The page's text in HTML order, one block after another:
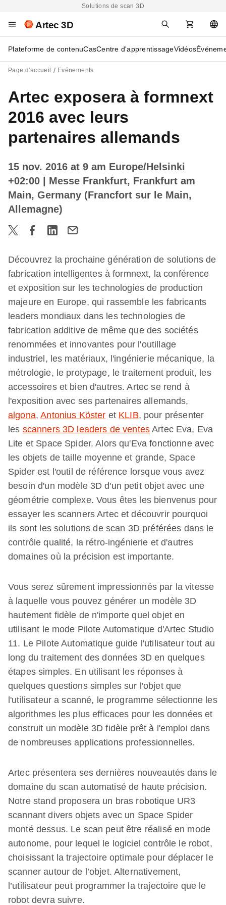
Solutions de scan 3D
Artec 3D
Plateforme de contenuCasCentre d'apprentissageVidéos
Page d'accueil Evénements
Artec exposera à formnext
2016 avec leurs
partenaires allemands
15 nov. 2016 at 9 am Europe/Helsinki
+02:00
| Messe Frankfurt, Frankfurt am
Main, Germany (Francfort sur le Main,
Allemagne)
Découvrez la prochaine génération de solutions de
fabrication intelligentes à formnext, la conférence
et exposition sur les technologies de production
majeure en Europe, qui rassemble les fabricants
leaders mondiaux dans les technologies de
fabrication additive de même que des sociétés
renommées et innovantes pour l'outillage
industriel, les matériaux, l'ingénierie mécanique, la
métrologie, le protypage, le traitement produit, les
accessoires et bien d'autres. Artec se rend à
l'exposition avec ses partenaires allemands,
algona,Antonius Köster et KLIB, pour présenter
les scanners 3D leaders de ventesArtec Eva, Eva
Lite et Space Spider. Alors qu'Eva fonctionne avec
les objets de taille moyenne et grande, Space
Spider est l'outil de référence lorsque vous avez
besoin d'un modèle 3D d'un petit objet avec une
géométrie complexe. Vous êtes les bienvenus pour
essayer les scanners Artec et découvrir pourquoi
ils sont les solutions de scan 3D préférées dans le
contrôle qualité, la rétro-ingénierie et d'autres
domaines où la précision est importante.
Vous serez sûrement impressionnés par la vitesse
à laquelle vous pouvez générer un modèle 3D
hautement fidèle de n'importe quel objet en
utilisant le mode Pilote Automatique d'Artec Studio
11. Le Pilote Automatique guide l'utilisateur tout au
long du traitement des données 3D en quelques
étapes simples. En utilisant les réponses à
quelques questions simples sur l'objet que
l'utilisateur a scanné, le programme sélectionne les
algorithmes les plus efficaces pour les données et
construit un modèle 3D fidèle prêt à l'emploi dans
de nombreuses applications professionnelles.
Artec présentera ses dernières nouveautés dans le
domaine du scan automatisé de haute précision.
Notre stand proposera un bras robotique UR3
scannant divers objets avec un Space Spider
monté dessus. Le scan peut être réalisé en mode
autonome, pour lequel le logiciel contrôle le robot,
choisissant la trajectoire optimale pour déplacer le
scanner autour de l’objet. Alternativement,
l’utilisateur peut programmer la trajectoire que le
robot devra suivre.